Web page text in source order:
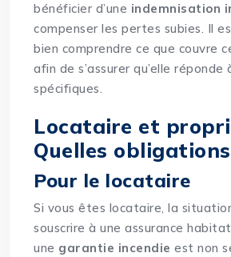
bénéficier d’une indemnisation
compenser les pertes subies. Il
bien comprendre ce que couvre
afin de s’assurer qu’elle réponde
spécifiques.
Locataire et
Quelles
Pour le locataire
Si vous êtes locataire, la
souscrire à une assurance
une garantie incendie est non